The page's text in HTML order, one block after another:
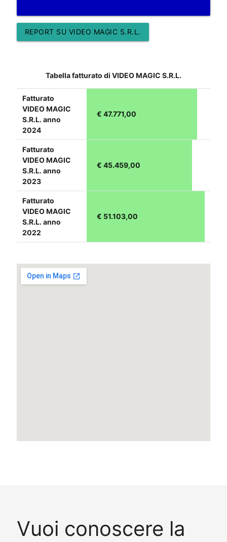
REPORT SU VIDEO MAGIC S.R.L.
Tabella fatturato di VIDEO MAGIC S.R.L.
Fatturato
VIDEO MAGIC
S.R.L. anno
2024
€ 47.771,00
Fatturato
VIDEO MAGIC
S.R.L. anno
2023
€ 45.459,00
Fatturato
VIDEO MAGIC
S.R.L. anno
2022
€ 51.103,00
Vuoi conoscere la